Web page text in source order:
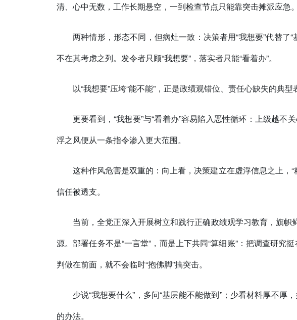
清、心中无数，工作长期悬空，一到检查节点只能靠突击摊派应急。
两种情形，形态不同，但病灶一致：决策者用“我想要”代替了
不在其考虑之列。发令者只顾“我想要”，落实者只能“看着办”。
以“我想要”压垮“能不能”，正是政绩观错位、责任心缺失的典型
更要看到，“我想要”与“看着办”容易陷入恶性循环：上级越不
浮之风便从一条指令渗入更大范围。
这种作风危害是双重的：向上看，决策建立在虚浮信息之上，
信任被透支。
当前，全党正深入开展树立和践行正确政绩观学习教育，旗
源。部署任务不是“一言堂”，而是上下共同“算细账”：把调查研究
判做在前面，就不会临时“抱佛脚”搞突击。
少说“我想要什么”，多问“基层能不能做到”；少看材料厚不
的办法。